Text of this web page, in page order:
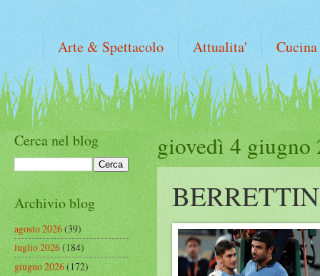
Arte & Spettacolo Attualita' Cucina
giovedì 4 giugno
Cerca nel blog
Archivio blog
agosto 2026(39)
luglio 2026(184)
giugno 2026(172)